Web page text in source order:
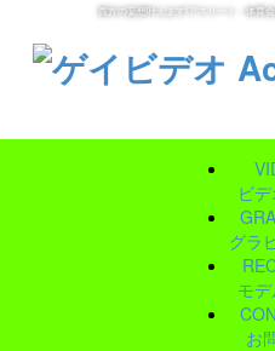
貴方の妄想叶えます!アスリート・体育
ビ
グラ
モ
お